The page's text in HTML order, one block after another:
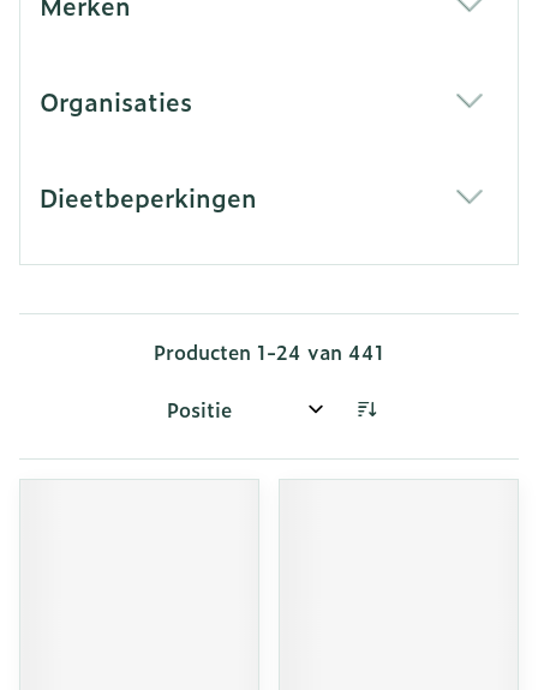
Organisaties
Dieetbeperkingen
Producten 1-24 van 441
Sorteer op: